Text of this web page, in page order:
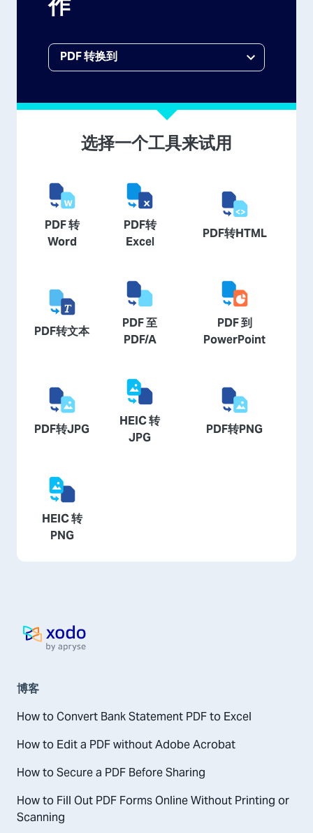
选择一个工具来试用
PDF 转
Word
PDF转
Excel
PDF转HTML
PDF转文本
PDF 至
PDF/A
PDF 到
PowerPoint
PDF转JPG
HEIC 转
JPG
PDF转PNG
HEIC 转
PNG
主页
博客
How to Convert Bank Statement PDF to Excel
How to Edit a PDF without Adobe Acrobat
How to Secure a PDF Before Sharing
How to Fill Out PDF Forms Online Without Printing or
Scanning